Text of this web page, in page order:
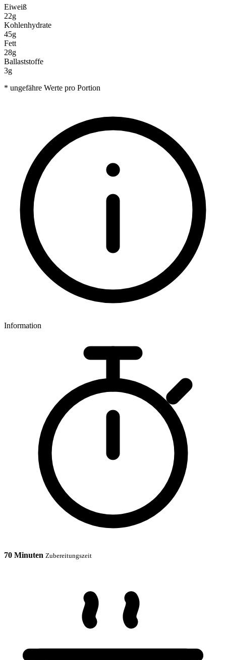
Eiweiß
22g
Kohlenhydrate
45g
Fett
28g
Ballaststoffe
3g
* ungefähre Werte pro Portion
Information
70 Minuten Zubereitungszeit